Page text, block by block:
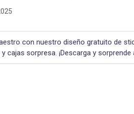
con nuestro diseño gratuito de
cajas sorpresa. ¡Descarga y